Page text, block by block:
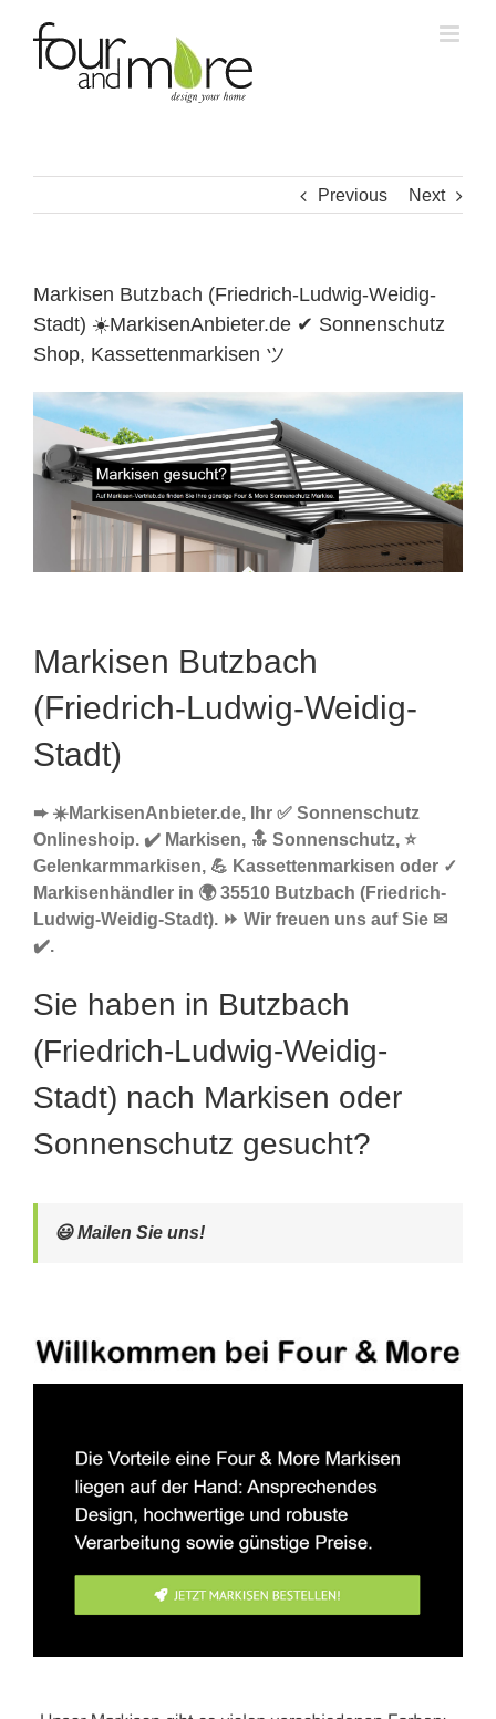
content
Previous Next
Markisen Butzbach (Friedrich-Ludwig-Weidig-
Stadt) ☀️MarkisenAnbieter.de ✔ Sonnenschutz
Shop, Kassettenmarkisen ツ
Markisen Butzbach
(Friedrich-Ludwig-Weidig-
Stadt)
➨ ☀️MarkisenAnbieter.de, Ihr ✅ Sonnenschutz
Onlineshoip. ✔️ Markisen, 🔝 Sonnenschutz, ⭐
Gelenkarmmarkisen, 💪 Kassettenmarkisen oder ✓
Markisenhändler in 🌍 35510 Butzbach (Friedrich-
Ludwig-Weidig-Stadt). ⏩ Wir freuen uns auf Sie ✉
✔️.
Sie haben in Butzbach
(Friedrich-Ludwig-Weidig-
Stadt) nach Markisen oder
Sonnenschutz gesucht?
😃 Mailen Sie uns!